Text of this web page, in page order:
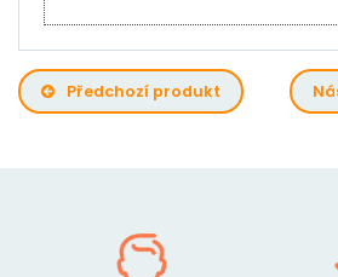
Předchozí produkt